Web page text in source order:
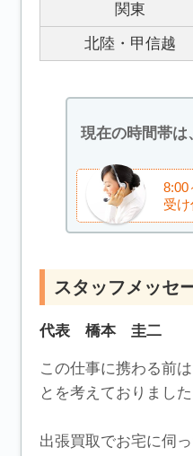
関東
北陸・甲信越
現在の時間帯は
8:00
受け
スタッフメッセ
代表 橋本 圭二
この仕事に携わる前
とを考えておりました
出張買取でお宅に伺